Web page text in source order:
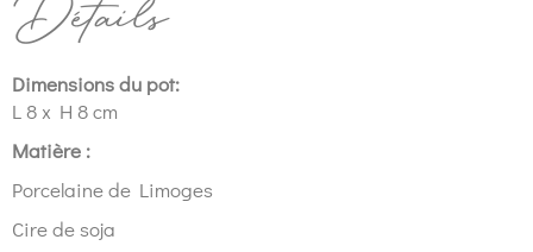
Détails
Dimensions du pot:
L 8 x H 8 cm
Matière :
Porcelaine de Limoges
Cire de soja